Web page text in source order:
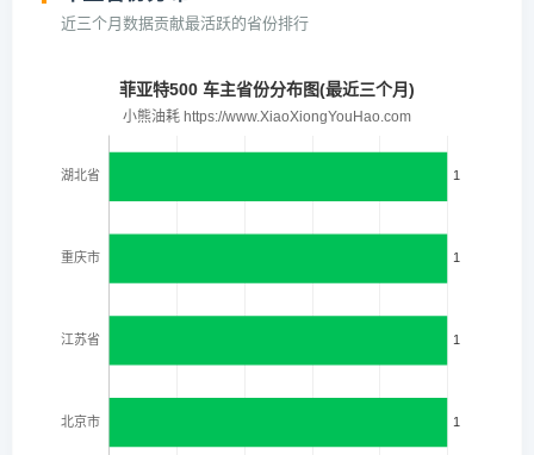
近三个月数据贡献最活跃的省份排行